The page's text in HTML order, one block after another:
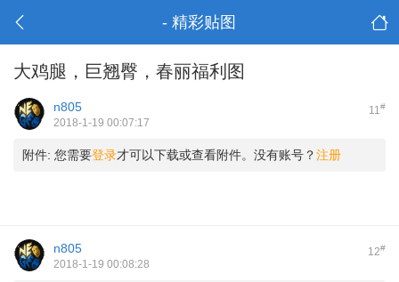
- 精彩贴图
大鸡腿，巨翘臀，春丽福利图
11#
n805
2018-1-19 00:07:17
附件: 您需要登录才可以下载或查看附件。没有账号？注册
12#
n805
2018-1-19 00:08:28